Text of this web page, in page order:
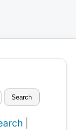
Search